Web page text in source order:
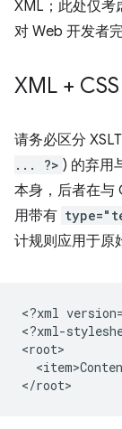
XML；此处仅考
对 Web 开发者完
XML +
请务必区分
... ?> ) 的弃用
本身，后者在与
用带有
计规则应用于原
<?xml
<?xml-